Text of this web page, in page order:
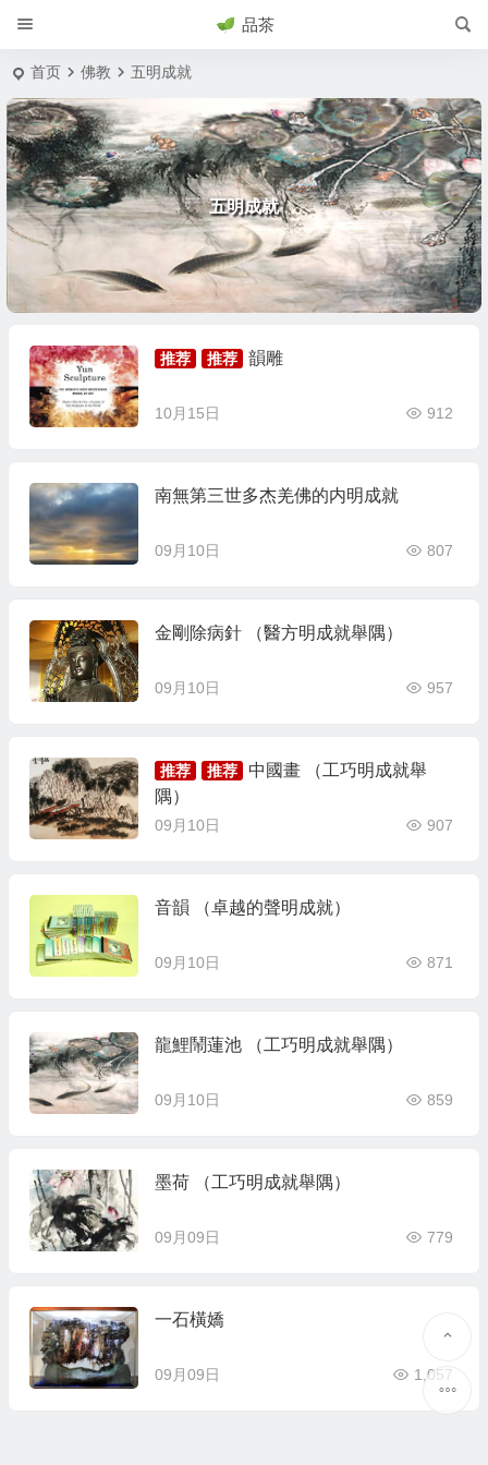
品茶
首页 佛教 五明成就
五明成就
推荐 推荐 韻雕
10月15日 912
南無第三世多杰羌佛的内明成就
09月10日 807
金剛除病針 （醫方明成就舉隅）
09月10日 957
推荐 推荐
中國畫 （工巧明成就舉
隅）
09月10日 907
音韻 （卓越的聲明成就）
09月10日 871
龍鯉鬧蓮池 （工巧明成就舉隅）
09月10日 859
墨荷 （工巧明成就舉隅）
09月09日 779
一石橫嬌
09月09日 1,057